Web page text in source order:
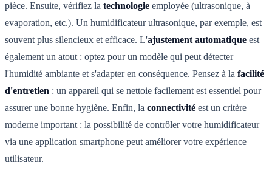
pièce. Ensuite, vérifiez la technologie employée (ultrasonique, à
evaporation, etc.). Un humidificateur ultrasonique, par exemple, est
souvent plus silencieux et efficace. L'ajustement automatique est
également un atout : optez pour un modèle qui peut détecter
l'humidité ambiante et s'adapter en conséquence. Pensez à la facilité
d'entretien : un appareil qui se nettoie facilement est essentiel pour
assurer une bonne hygiène. Enfin, la connectivité est un critère
moderne important : la possibilité de contrôler votre humidificateur
via une application smartphone peut améliorer votre expérience
utilisateur.